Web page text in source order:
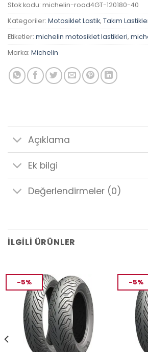
Stok kodu: michelin-road4GT-120180-40
Kategoriler: Motosiklet Lastik, Takım
Etiketler: michelin motosiklet lastikleri,
Marka: Michelin
Açıklama
Ek bilgi
Değerlendirmeler (0)
İLGILI ÜRÜNLER
-5% -5%